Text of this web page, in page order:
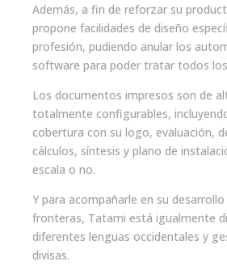
Además, a fin de reforzar su
propone facilidades de diseño
profesión, pudiendo anular los
software para poder tratar todos
Los documentos impresos son de
totalmente configurables,
cobertura con su logo, evaluación,
cálculos, síntesis y plano de
escala o no.
Y para acompañarle en su
fronteras, Tatami está igualmente
diferentes lenguas occidentales y
divisas.